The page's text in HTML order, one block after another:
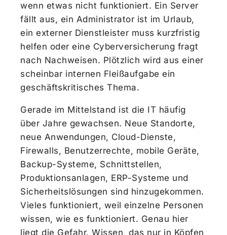
wenn etwas nicht funktioniert. Ein Server
fällt aus, ein Administrator ist im Urlaub,
ein externer Dienstleister muss kurzfristig
helfen oder eine Cyberversicherung fragt
nach Nachweisen. Plötzlich wird aus einer
scheinbar internen Fleißaufgabe ein
geschäftskritisches Thema.
Gerade im Mittelstand ist die IT häufig
über Jahre gewachsen. Neue Standorte,
neue Anwendungen, Cloud-Dienste,
Firewalls, Benutzerrechte, mobile Geräte,
Backup-Systeme, Schnittstellen,
Produktionsanlagen, ERP-Systeme und
Sicherheitslösungen sind hinzugekommen.
Vieles funktioniert, weil einzelne Personen
wissen, wie es funktioniert. Genau hier
liegt die Gefahr. Wissen, das nur in Köpfen